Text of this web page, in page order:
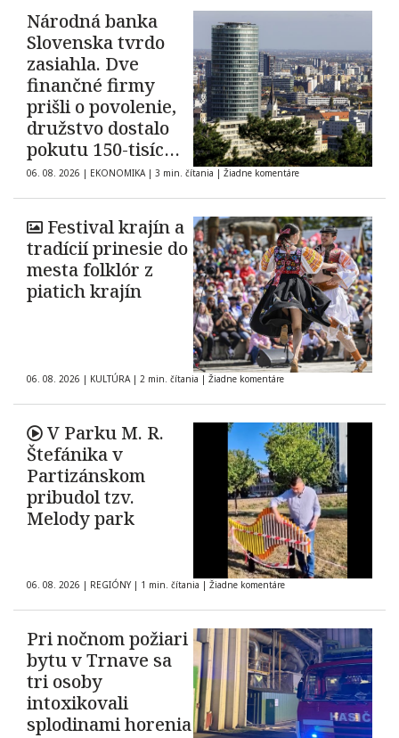
Národná banka
Slovenska tvrdo
zasiahla. Dve
finančné firmy
prišli o povolenie,
družstvo dostalo
pokutu 150-tisíc
eur
06. 08. 2026 | EKONOMIKA | 3 min. čítania | Žiadne komentáre
Festival krajín a
tradícií prinesie do
mesta folklór z
piatich krajín
06. 08. 2026 | KULTÚRA | 2 min. čítania | Žiadne komentáre
V Parku M. R.
Štefánika v
Partizánskom
pribudol tzv.
Melody park
06. 08. 2026 | REGIÓNY | 1 min. čítania | Žiadne komentáre
Pri nočnom požiari
bytu v Trnave sa
tri osoby
intoxikovali
splodinami horenia